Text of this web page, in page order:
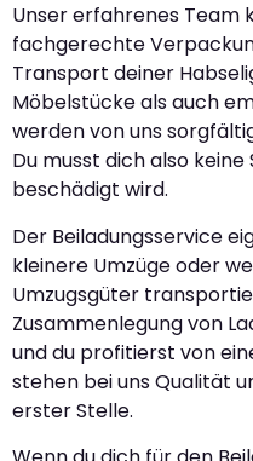
Unser erfahrenes Team
fachgerechte
Transport deiner
Möbelstücke als auch
werden von uns
Du musst dich also
beschädigt wird.
Der Beiladungsservice
kleinere Umzüge oder
Umzugsgüter
Zusammenlegung von
und du profitierst von
stehen bei uns Qualität
erster Stelle.